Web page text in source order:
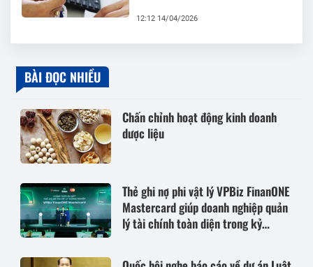
12:12 14/04/2026
BÀI ĐỌC NHIỀU
Chấn chỉnh hoạt động kinh doanh
dược liệu
Thẻ ghi nợ phi vật lý VPBiz FinanONE
Mastercard giúp doanh nghiệp quản
lý tài chính toàn diện trong kỷ